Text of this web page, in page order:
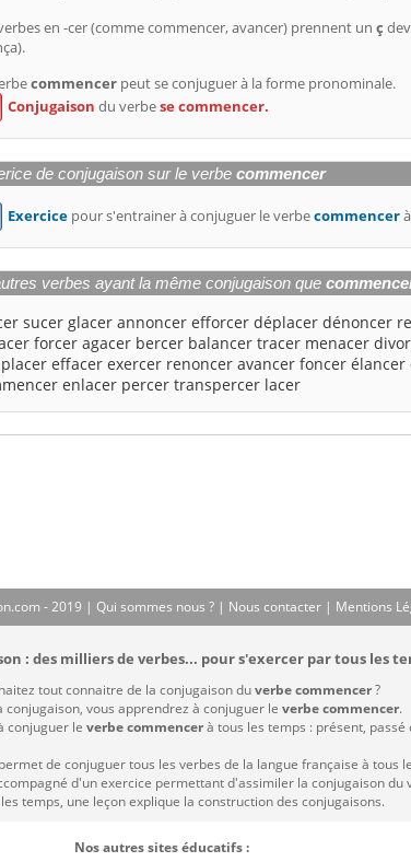
en -cer (comme commencer, avancer) prennent unç
commencer peut se conjuguer à la forme pronominale.
Conjugaison du verbese commencer.
de conjugaison sur le verbecommencer
Exercice pour s'entrainer à conjuguer le verbecommencer
verbes ayant la même conjugaison que
sucer glacer annoncer efforcer déplacer dénoncer
forcer agacer bercer balancer tracer menacer
effacer exercer renoncer avancer foncer élancer
enlacer percer transpercer lacer
- 2019 | Qui sommes nous ? | Nous contacter | Mentions
: des milliers de verbes... pour s'exercer par tous les
tout connaitre de la conjugaison duverbe commencer?
conjugaison, vous apprendrez à conjuguer le verbe commencer.
conjuguer le verbe commencerà tous les temps : présent,
permet de conjuguer tous les verbes de la langue française à tous
d'un exercice permettant d'assimiler la conjugaison du
temps, une leçon explique la construction des conjugaisons.
Nos autres sites éducatifs :